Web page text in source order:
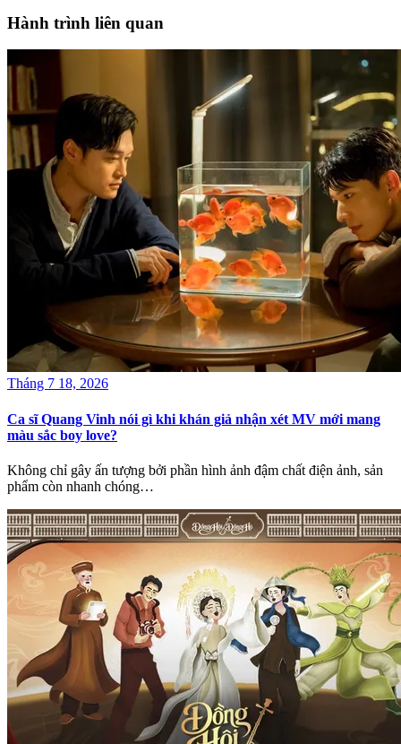
Hành trình liên quan
Tháng 7 18, 2026
Ca sĩ Quang Vinh nói gì khi khán giả nhận xét MV mới mang
màu sắc boy love?
Không chỉ gây ấn tượng bởi phần hình ảnh đậm chất điện ảnh, sản
phẩm còn nhanh chóng…